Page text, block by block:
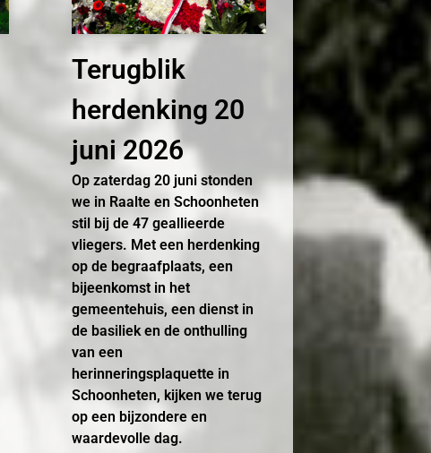
Terugblik
herdenking 20
juni 2026
Op zaterdag 20 juni stonden
we in Raalte en Schoonheten
stil bij de 47 geallieerde
vliegers. Met een herdenking
op de begraafplaats, een
bijeenkomst in het
gemeentehuis, een dienst in
de basiliek en de onthulling
van een
herinneringsplaquette in
Schoonheten, kijken we terug
op een bijzondere en
waardevolle dag.